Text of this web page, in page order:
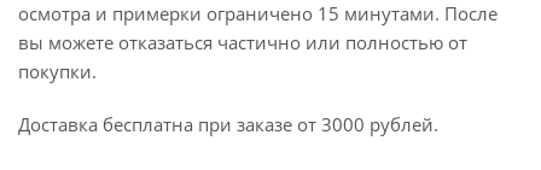
осмотра и примерки ограничено 15 минутами. После
вы можете отказаться частично или полностью от
покупки.
Доставка бесплатна при заказе от 3000 рублей.